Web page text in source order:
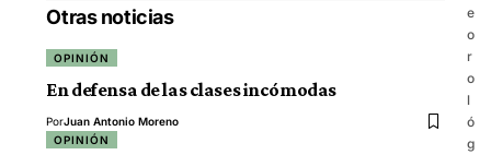
Otras noticias
OPINIÓN
En defensa de las clases incómodas
PorJuan Antonio Moreno
OPINIÓN
e
o
r
o
l
ó
g